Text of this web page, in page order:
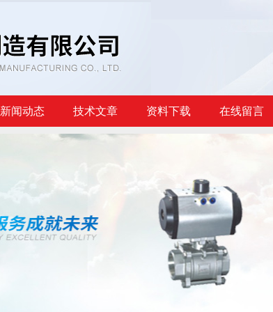
新闻动态 技术文章 资料下载 在线留言